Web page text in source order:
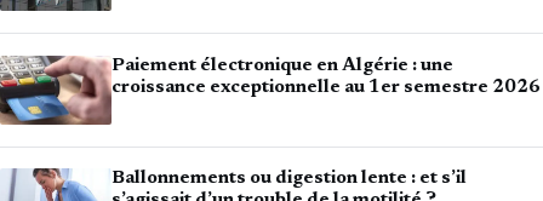
Paiement électronique en Algérie : une
croissance exceptionnelle au 1er semestre 2026
Ballonnements ou digestion lente : et s’il